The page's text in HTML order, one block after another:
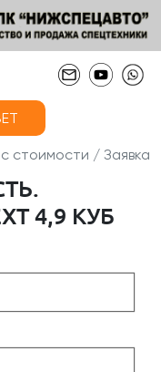
стоимости / Заявка
4,9 КУБ